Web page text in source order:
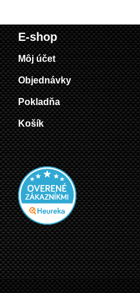
E-shop
Môj účet
Objednávky
Pokladňa
Košík